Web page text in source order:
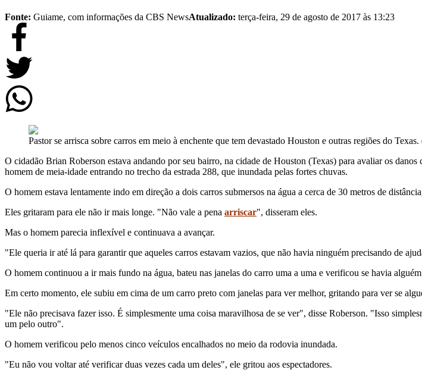
Fonte: Guiame, com informações da CBS NewsAtualizado: terça-feira, 29 de agosto de 2017 às 13:23
Pastor se arrisca sobre carros em meio à enchente que tem devastado Houston e outras regiões do
O cidadão Brian Roberson estava andando por seu bairro, na cidade de Houston (Texas) para avaliar os
homem de meia-idade entrando no trecho da estrada 288, que inundada pelas fortes chuvas.
O homem estava lentamente indo em direção a dois carros submersos na água a cerca de 30 metros de
Eles gritaram para ele não ir mais longe. "Não vale a pena arriscar", disseram eles.
Mas o homem parecia inflexível e continuava a avançar.
"Ele queria ir até lá para garantir que aqueles carros estavam vazios, que não havia ninguém precisando de
O homem continuou a ir mais fundo na água, bateu nas janelas do carro uma a uma e verificou se havia
Em certo momento, ele subiu em cima de um carro preto com janelas para ver melhor, gritando para ver se
"Ele não precisava fazer isso. É simplesmente uma coisa maravilhosa de se ver", disse Roberson. "Isso
um pelo outro".
O homem verificou pelo menos cinco veículos encalhados no meio da rodovia inundada.
"Eu não vou voltar até verificar duas vezes cada um deles", ele gritou aos espectadores.